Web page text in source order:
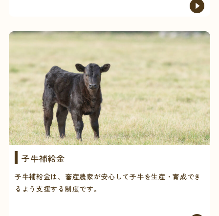
子牛補給金
子牛補給金は、畜産農家が安心して子牛を生産・育成でき
るよう支援する制度です。